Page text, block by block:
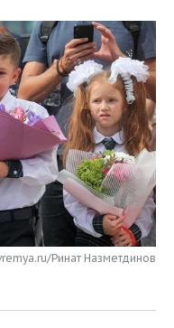
Ринат Назметдинов